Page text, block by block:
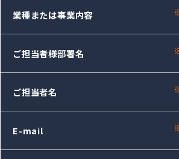
業種または事業内容
ご担当者様部署名
ご担当者名
E-mail